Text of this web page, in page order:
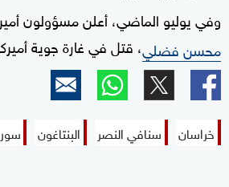
وفي يوليو الماضي، أعلن مسؤولون
محسن فضلي، قتل في غارة جوية
خراسان سنافي النصر البنتاغون